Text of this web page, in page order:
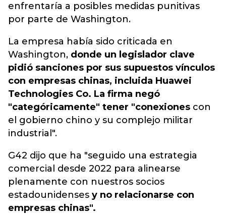
enfrentaría a posibles medidas punitivas
por parte de Washington.
La empresa había sido criticada en
Washington, donde un legislador clave
pidió sanciones por sus supuestos vínculos
con empresas chinas, incluida Huawei
Technologies Co. La firma negó
"categóricamente" tener "conexiones con
el gobierno chino y su complejo militar
industrial".
G42 dijo que ha "seguido una estrategia
comercial desde 2022 para alinearse
plenamente con nuestros socios
estadounidenses y no relacionarse con
empresas chinas".